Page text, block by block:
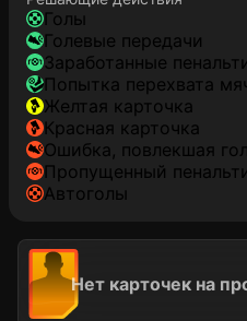
голы
голевые передачи
заработанные
попытка перехвата
желтая карточка
красная карточка
ошибка, повлекшая гол
пропущенный
автоголы
Нет карточек на